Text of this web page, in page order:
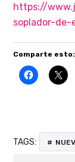
https://
soplador-de-
Comparte esto:
TAGS: